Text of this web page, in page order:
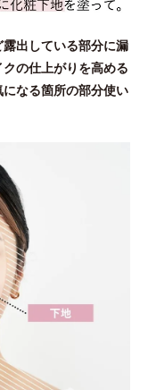
出している部分に漏
の仕上がりを高める
なる箇所の部分使い